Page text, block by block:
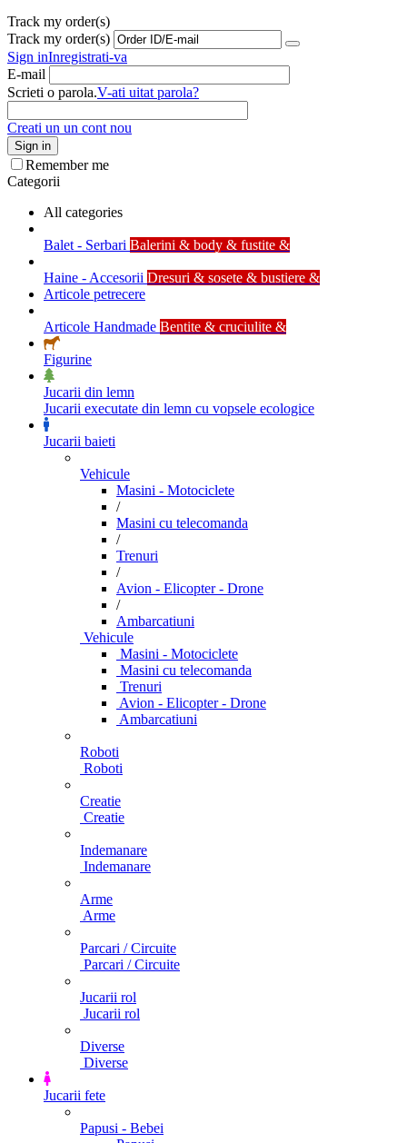
Track my order(s)
Track my order(s)
Sign inInregistrati-va
E-mail
Scrieti o parola.V-ati uitat parola?
Creati un un cont nou
Sign in
Remember me
Categorii
All categories
Balet - Serbari Balerini & body & fustite &
Haine - Accesorii Dresuri & sosete & bustiere &
Articole petrecere
Articole Handmade Bentite & cruciulite &
Figurine
Jucarii din lemn
Jucarii executate din lemn cu vopsele ecologice
Jucarii baieti
Vehicule
Masini - Motociclete
/
Masini cu telecomanda
/
Trenuri
/
Avion - Elicopter - Drone
/
Ambarcatiuni
Vehicule
Masini - Motociclete
Masini cu telecomanda
Trenuri
Avion - Elicopter - Drone
Ambarcatiuni
Roboti
Roboti
Creatie
Creatie
Indemanare
Indemanare
Arme
Arme
Parcari / Circuite
Parcari / Circuite
Jucarii rol
Jucarii rol
Diverse
Diverse
Jucarii fete
Papusi - Bebei